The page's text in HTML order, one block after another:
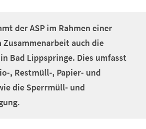
der ASP im Rahmen einer
auch die
Bad Lippspringe. Dies umfasst
, Restmüll-, Papier- und
die Sperrmüll- und